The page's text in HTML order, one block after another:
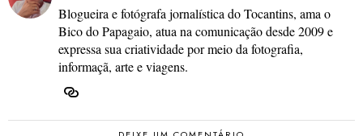
Blogueira e fotógrafa jornalística do Tocantins, ama o
Bico do Papagaio, atua na comunicação desde 2009 e
expressa sua criatividade por meio da fotografia,
informaçã, arte e viagens.